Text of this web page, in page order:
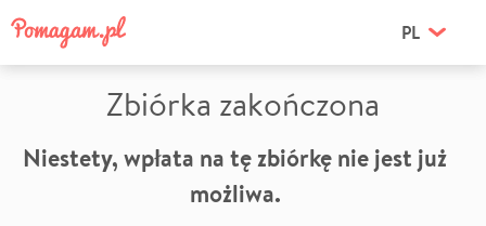
PL
Zbiórka zakończona
Niestety, wpłata na tę zbiórkę nie jest już
możliwa.